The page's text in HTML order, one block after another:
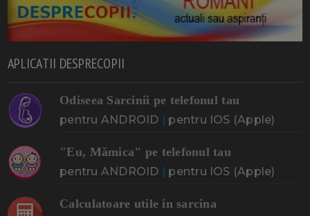
APLICATII DESPRECOPII
Odiseea Sarcinii pe telefonul tau
pentru ANDROID | pentru IOS (Apple)
"Eu, Mămica" pe telefonul tau
pentru ANDROID | pentru IOS (Apple)
Calculatoare utile in sarcina